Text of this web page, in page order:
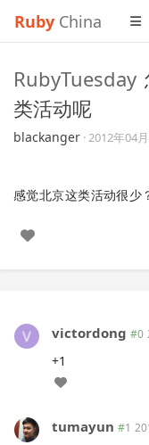
Ruby China
RubyTuesday
类活动呢
blackanger ·2012年04
感觉北京这类活动很少
victordong #0
+1
tumayun #1